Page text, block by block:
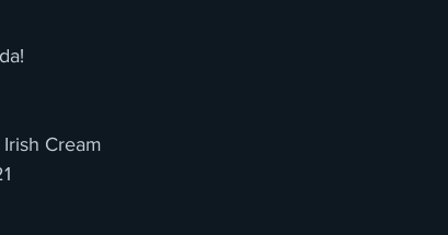
Irish Cream